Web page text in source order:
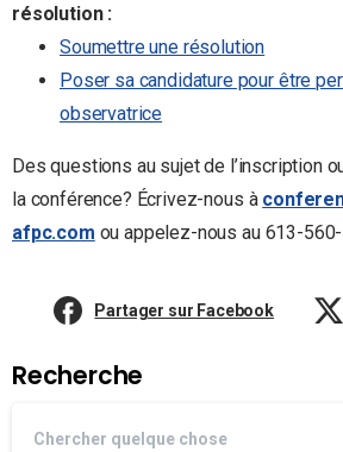
résolution :
Soumettre une résolution
Poser sa candidature pour être
observatrice
Des questions au sujet de l’inscription
la conférence? Écrivez-nous à
afpc.com ou appelez-nous au 613-
Partager sur Facebook
Recherche